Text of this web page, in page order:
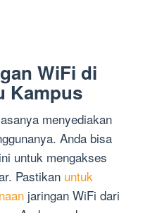
WiFi di
Kampus
menyediakan
Anda bisa
untuk mengakses
Pastikan untuk
jaringan WiFi dari